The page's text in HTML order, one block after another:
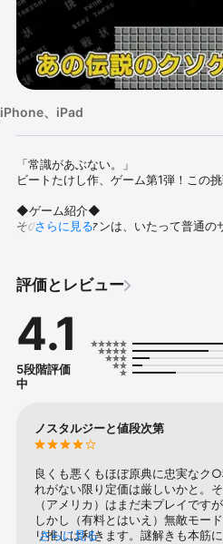
iPhone、iPad
「常識があぶない。」
ビートたけし作、ゲーム第1弾！この
◆ゲーム紹介◆
そのサラリーマンは、いたって普通の
う言えない。
◆作者からのメッセージ◆
これから諸君の目の前に展開する画面
リアーできないだろう。
まず、今までのゲームと　同じレベ
◆マイク機能に関するご注意◆
入力で、ゲーム中のキャラクターに
※一部端末にて、音声での入力を認識
◆はーと゛もーと゛について◆
さらに見る
評価とレビュー
4.1
5段階評価
中
ノスタルジーと値段次第
良くも悪くもほぼ原典に忠実なク
れがない限り定価は厳しいかと。
（アメリカ）はまだ未プレイです
しかし（有料とはいえ）無敵モー
リ推しは利きます。謎解きも本筋
さらに見る